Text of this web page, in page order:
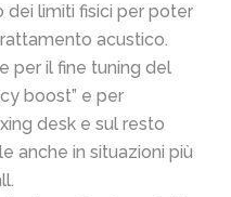
dei limiti fisici per poter
acustico.
per il fine tuning del
boost” e per
desk e sul resto
anche in situazioni più